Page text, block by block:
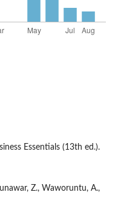
Essentials (13th ed.).
Z., Waworuntu, A.,